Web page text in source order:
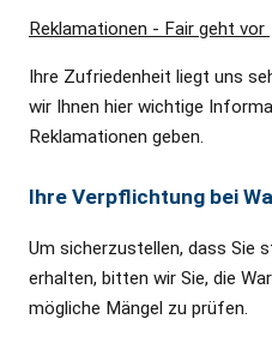
Reklamationen - Fair geht vor
Ihre Zufriedenheit liegt uns
wir Ihnen hier wichtige
Reklamationen geben.
Ihre Verpflichtung bei
Um sicherzustellen, dass Sie
erhalten, bitten wir Sie, die
mögliche Mängel zu prüfen.